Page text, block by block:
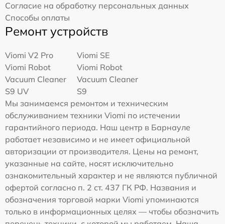
Согласие на обработку персональных данных
Способы оплаты
Ремонт устройств
Viomi V2 Pro
Viomi SE
Viomi Robot
Vacuum Cleaner
S9 UV
Viomi Robot
Vacuum Cleaner
S9
Мы занимаемся ремонтом и техническим
обслуживанием техники Viomi по истечении
гарантийного периода. Наш центр в Барнауле
работает независимо и не имеет официальной
авторизации от производителя. Цены на ремонт,
указанные на сайте, носят исключительно
ознакомительный характер и не являются публичной
офертой согласно п. 2 ст. 437 ГК РФ. Названия и
обозначения торговой марки Viomi упоминаются
только в информационных целях — чтобы обозначить